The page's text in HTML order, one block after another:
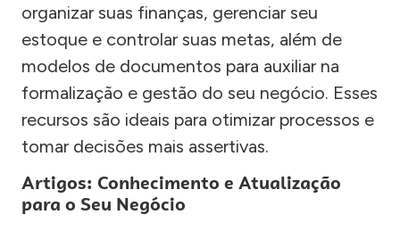
organizar suas finanças, gerenciar seu
estoque e controlar suas metas, além de
modelos de documentos para auxiliar na
formalização e gestão do seu negócio. Esses
recursos são ideais para otimizar processos e
tomar decisões mais assertivas.
Artigos: Conhecimento e Atualização
para o Seu Negócio